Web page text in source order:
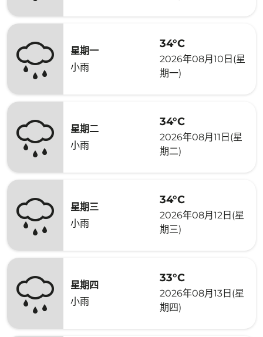
星期一
小雨
34°C
2026年08月10日(星
期一)
星期二
小雨
34°C
2026年08月11日(星
期二)
星期三
小雨
34°C
2026年08月12日(星
期三)
星期四
小雨
33°C
2026年08月13日(星
期四)